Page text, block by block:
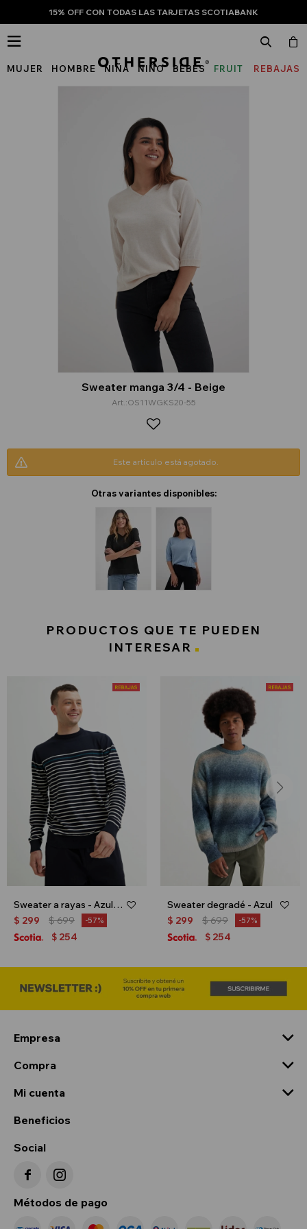
15% OFF CON TODAS LAS TARJETAS SCOTIABANK
MUJER HOMBRE NIÑA NIÑO BEBÉS
FRUIT
REBAJAS

Sweater manga 3/4 - Beige
OS11WGKS20-55
Este artículo está agotado.
Otras variantes disponibles:
PRODUCTOS QUE TE PUEDEN
INTERESAR
Sweater a rayas - Azul marino
$ 299 $699 57
$ 254
Sweater degradé - Azul
$ 299 $699 57
$ 254
Empresa
Compra
Mi cuenta
Beneficios
Social
 
Métodos de pago